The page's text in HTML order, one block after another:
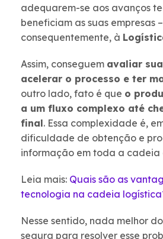
adequarem-se aos avanços
beneficiam as suas empresas
consequentemente, à
Assim, conseguem avaliar
acelerar o processo e ter
outro lado, fato é que o
a um fluxo complexo até
final. Essa complexidade é,
dificuldade de obtenção e
informação em toda a cadeia
Leia mais: Quais são as
tecnologia na cadeia
Nesse sentido, nada melhor
segura para resolver esse